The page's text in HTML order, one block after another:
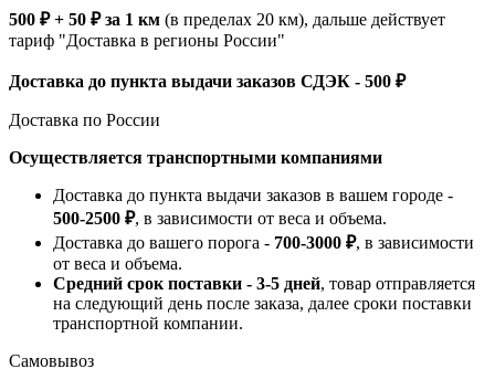
500 ₽ + 50 ₽ за 1 км (в пределах 20 км), дальше действует
тариф "Доставка в регионы России"
Доставка до пункта выдачи заказов СДЭК - 500 ₽
Доставка по России
Осуществляется транспортными компаниями
Доставка до пункта выдачи заказов в вашем городе -
500-2500 ₽, в зависимости от веса и объема.
Доставка до вашего порога - 700-3000 ₽, в зависимости
от веса и объема.
Средний срок поставки - 3-5 дней, товар отправляется
на следующий день после заказа, далее сроки поставки
транспортной компании.
Самовывоз